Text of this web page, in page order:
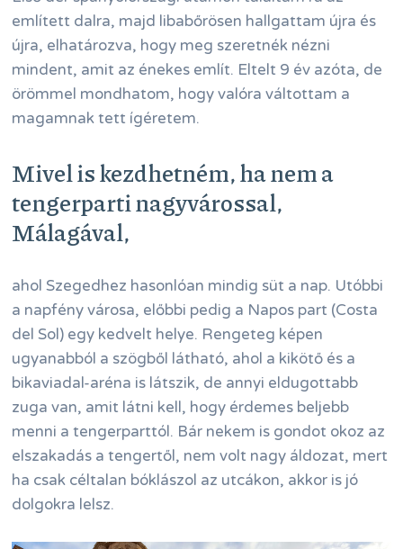
említett dalra, majd libabőrösen hallgattam újra és
újra, elhatározva, hogy meg szeretnék nézni
mindent, amit az énekes említ. Eltelt 9 év azóta, de
örömmel mondhatom, hogy valóra váltottam a
magamnak tett ígéretem.
Mivel is kezdhetném, ha nem a
tengerparti nagyvárossal,
Málagával,
ahol Szegedhez hasonlóan mindig süt a nap. Utóbbi
a napfény városa, előbbi pedig a Napos part (Costa
del Sol) egy kedvelt helye. Rengeteg képen
ugyanabból a szögből látható, ahol a kikötő és a
bikaviadal-aréna is látszik, de annyi eldugottabb
zuga van, amit látni kell, hogy érdemes beljebb
menni a tengerparttól. Bár nekem is gondot okoz az
elszakadás a tengertől, nem volt nagy áldozat, mert
ha csak céltalan bóklászol az utcákon, akkor is jó
dolgokra lelsz.